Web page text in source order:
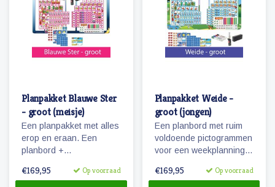
Planpakket Blauwe Ster
- groot (meisje)
Een planpakket met alles
erop en eraan. Een
planbord +
reinigingsmateriaal.
€169,95 Op voorraad
Planpakket Weide -
groot (jongen)
Een planbord met ruim
voldoende pictogrammen
voor een weekplanning
voor o.a. belonen, weer
€169,95 Op voorraad